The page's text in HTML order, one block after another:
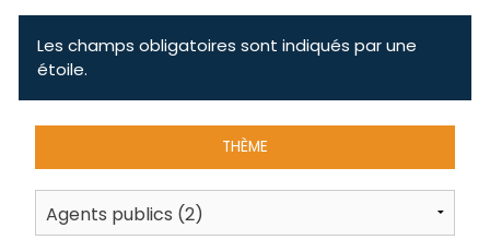
Les champs obligatoires sont indiqués par une
étoile.
THÈME